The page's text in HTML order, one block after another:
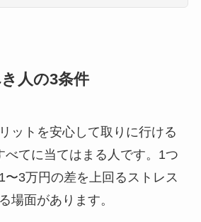
人の3条件
ットを安心して取りに行ける
べてに当てはまる人です。1つ
〜3万円の差を上回るストレス
場面があります。